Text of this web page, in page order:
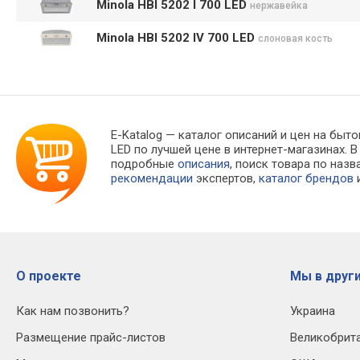
Minola HBI 5202 I 700 LED нержавейка
Minola HBI 5202 IV 700 LED слоновая кость
E-Katalog — каталог описаний и цен на
LED по лучшей цене в интернет-
подробныеописания, поиск товара по
рекомендации экспертов,каталог брендов
О проекте
Как нам позвонить?
Размещение прайс-листов
Мы в
Украина